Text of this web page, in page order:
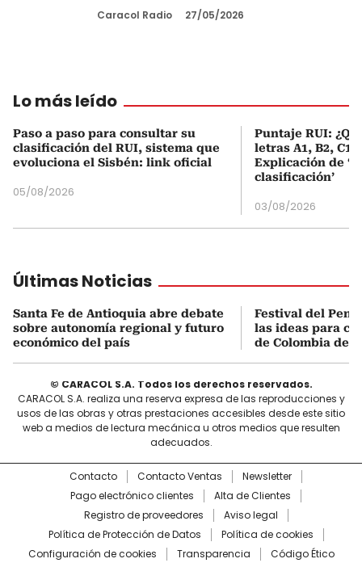
Caracol Radio 27/05/2026
Lo más leído
Paso a paso para consultar su
clasificación del RUI, sistema que
evoluciona el Sisbén: link oficial
05/08/2026
Puntaje RUI:
letras A1, B2, C1
Explicación de
clasificación’
03/08/2026
Últimas Noticias
Santa Fe de Antioquia abre debate
sobre autonomía regional y futuro
económico del país
Festival del
las ideas para
de Colombia
© CARACOL S.A. Todos los derechos reservados.
CARACOL S.A. realiza una reserva expresa de las reproducciones y
usos de las obras y otras prestaciones accesibles desde este sitio
web a medios de lectura mecánica u otros medios que resulten
adecuados.
Contacto Contacto Ventas
Newsletter
Pago electrónico clientes
Alta de Clientes
Registro de proveedores
Aviso legal
Política de Protección de Datos
Política de cookies
Configuración de cookies
Transparencia Código Ético